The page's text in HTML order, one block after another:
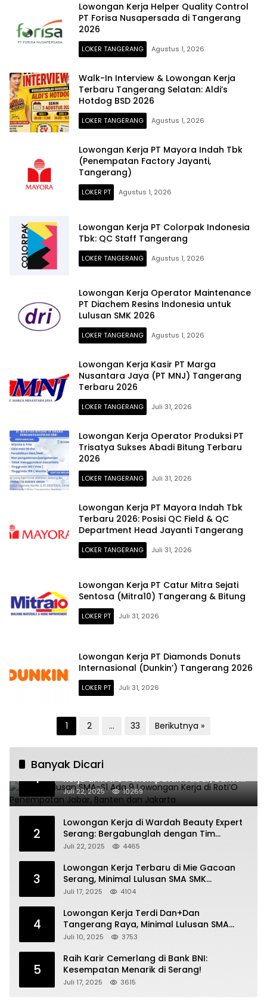
Lowongan Kerja Helper Quality Control
PT Forisa Nusapersada di Tangerang
2026
LOKER TANGERANG Agustus 1, 2026
Walk-In Interview & Lowongan Kerja
Terbaru Tangerang Selatan: Aldi’s
Hotdog BSD 2026
LOKER TANGERANG Agustus 1, 2026
Lowongan Kerja PT Mayora Indah Tbk
(Penempatan Factory Jayanti,
Tangerang)
LOKER PT Agustus 1, 2026
Lowongan Kerja PT Colorpak Indonesia
Tbk: QC Staff Tangerang
LOKER TANGERANG Agustus 1, 2026
Lowongan Kerja Operator Maintenance
PT Diachem Resins Indonesia untuk
Lulusan SMK 2026
LOKER TANGERANG Agustus 1, 2026
Lowongan Kerja Kasir PT Marga
Nusantara Jaya (PT MNJ) Tangerang
Terbaru 2026
LOKER TANGERANG Juli 31, 2026
Lowongan Kerja Operator Produksi PT
Trisatya Sukses Abadi Bitung Terbaru
2026
LOKER TANGERANG Juli 31, 2026
Lowongan Kerja PT Mayora Indah Tbk
Terbaru 2026: Posisi QC Field & QC
Department Head Jayanti Tangerang
LOKER TANGERANG Juli 31, 2026
Lowongan Kerja PT Catur Mitra Sejati
Sentosa (Mitra10) Tangerang & Bitung
LOKER PT Juli 31, 2026
Lowongan Kerja PT Diamonds Donuts
Internasional (Dunkin’) Tangerang 2026
LOKER PT Juli 31, 2026
pos
1 2 … 33 Berikutnya »
Banyak Dicari
1
Untuk Lulusan SMA-S1 Ada 9 Lowongan
Kerja di Roti’O Penempatan Jabar, Banten
dan Jakarta
Juli 22, 2025 10269
2
Lowongan Kerja di Wardah Beauty Expert
Serang: Bergabunglah dengan Tim
Kecantikan
Juli 22, 2025 4465
3
Lowongan Kerja Terbaru di Mie Gacoan
Serang, Minimal Lulusan SMA SMK
Sederajat
Juli 17, 2025 4104
4
Lowongan Kerja Terdi Dan+Dan
Tangerang Raya, Minimal Lulusan SMA
SMK
Juli 10, 2025 3753
5
Raih Karir Cemerlang di Bank BNI:
Kesempatan Menarik di Serang!
Juli 17, 2025 3615